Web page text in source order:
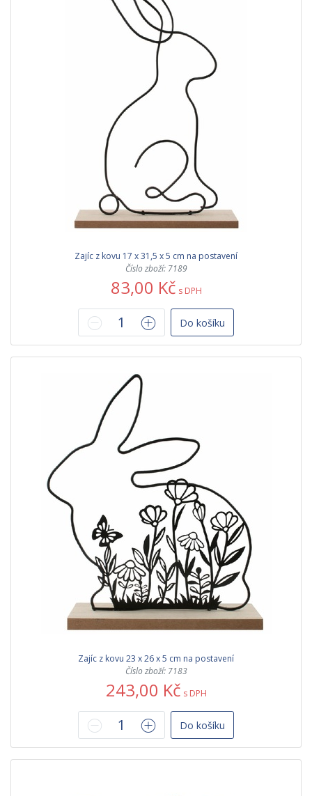
Zajíc z kovu 17 x 31,5 x 5 cm na postavení
Číslo zboží: 7189
83,00 Kč s DPH
Do košíku
Zajíc z kovu 23 x 26 x 5 cm na postavení
Číslo zboží: 7183
243,00 Kč s DPH
Do košíku